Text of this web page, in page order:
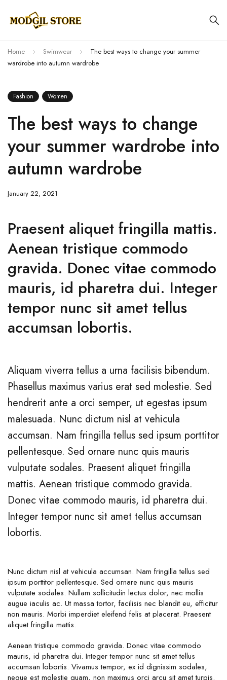
Home Swimwear
The best ways to change your summer
wardrobe into autumn wardrobe
Fashion Women
The best ways to change
your summer wardrobe into
autumn wardrobe
January 22, 2021
Praesent aliquet fringilla mattis.
Aenean tristique commodo
gravida. Donec vitae commodo
mauris, id pharetra dui. Integer
tempor nunc sit amet tellus
accumsan lobortis.
Aliquam viverra tellus a urna facilisis bibendum.
Phasellus maximus varius erat sed molestie. Sed
hendrerit ante a orci semper, ut egestas ipsum
malesuada. Nunc dictum nisl at vehicula
accumsan. Nam fringilla tellus sed ipsum porttitor
pellentesque. Sed ornare nunc quis mauris
vulputate sodales. Praesent aliquet fringilla
mattis. Aenean tristique commodo gravida.
Donec vitae commodo mauris, id pharetra dui.
Integer tempor nunc sit amet tellus accumsan
lobortis.
Nunc dictum nisl at vehicula accumsan. Nam fringilla tellus sed
ipsum porttitor pellentesque. Sed ornare nunc quis mauris
vulputate sodales. Nullam sollicitudin lectus dolor, nec mollis
augue iaculis ac. Ut massa tortor, facilisis nec blandit eu, efficitur
non mauris. Morbi imperdiet eleifend felis at placerat. Praesent
aliquet fringilla mattis.
Aenean tristique commodo gravida. Donec vitae commodo
mauris, id pharetra dui. Integer tempor nunc sit amet tellus
accumsan lobortis. Vivamus tempor, ex id dignissim sodales,
neque est molestie quam, non maximus orci arcu sit amet turpis.